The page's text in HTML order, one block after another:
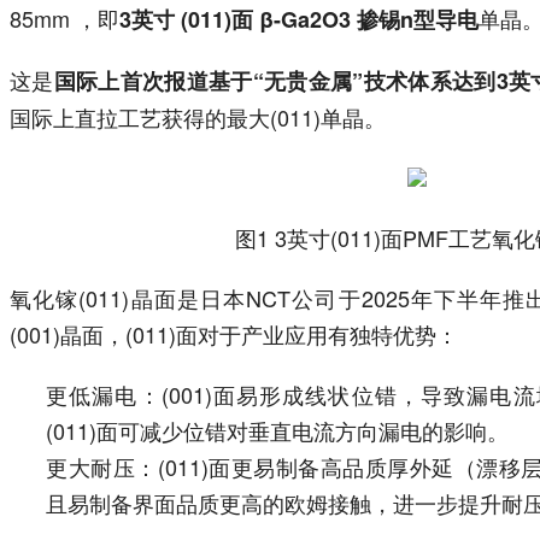
85mm ，即3英寸 (011)面 β-Ga2O3 掺锡n型导电单晶
这是国际上首次报道基于“无贵金属”技术体系达到3
国际上直拉工艺获得的最大(011)单晶。
图1 3英寸(011)面PMF工艺氧
氧化镓(011)晶面是日本NCT公司于2025年下半年推
(001)晶面，(011)面对于产业应用有独特优势：
更低漏电：(001)面易形成线状位错，导致漏电
(011)面可减少位错对垂直电流方向漏电的影响。
更大耐压：(011)面更易制备高品质厚外延（漂移
且易制备界面品质更高的欧姆接触，进一步提升耐